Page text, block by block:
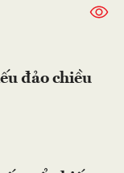
đảo chiều